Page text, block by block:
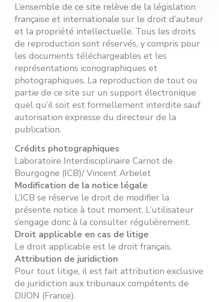
L’ensemble de ce site relève de la législation
française et internationale sur le droit d’auteur
et la propriété intellectuelle. Tous les droits
de reproduction sont réservés, y compris pour
les documents téléchargeables et les
représentations iconographiques et
photographiques. La reproduction de tout ou
partie de ce site sur un support électronique
quel qu’il soit est formellement interdite sauf
autorisation expresse du directeur de la
publication.
Crédits photographiques
Laboratoire Interdisciplinaire Carnot de
Bourgogne (ICB)/ Vincent Arbelet
Modification de la notice légale
L’ICB se réserve le droit de modifier la
présente notice à tout moment. L’utilisateur
s’engage donc à la consulter régulièrement.
Droit applicable en cas de litige
Le droit applicable est le droit français.
Attribution de juridiction
Pour tout litige, il est fait attribution exclusive
de juridiction aux tribunaux compétents de
DIJON (France).